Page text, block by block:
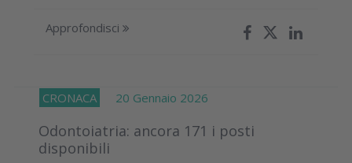
Approfondisci
CRONACA 20 Gennaio 2026
Odontoiatria: ancora 171 i posti
disponibili